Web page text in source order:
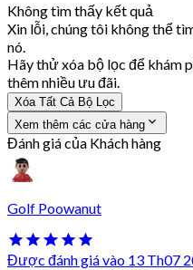
Không tìm thấy kết quả
Xin lỗi, chúng tôi không thể
nó.
Hãy thử xóa bộ lọc để khám
thêm nhiều ưu đãi.
Xóa Tất Cả Bộ Lọc
Xem thêm các cửa hàng
Đánh giá của Khách hàng
Golf Poowanut
Được đánh giá vào 13 Th07